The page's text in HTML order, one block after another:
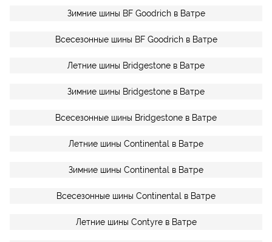
Зимние шины BF Goodrich в Ватре
Всесезонные шины BF Goodrich в Ватре
Летние шины Bridgestone в Ватре
Зимние шины Bridgestone в Ватре
Всесезонные шины Bridgestone в Ватре
Летние шины Continental в Ватре
Зимние шины Continental в Ватре
Всесезонные шины Continental в Ватре
Летние шины Contyre в Ватре